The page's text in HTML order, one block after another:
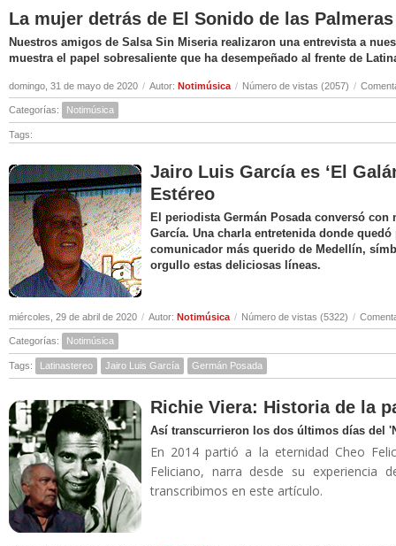
La mujer detrás de El Sonido de las Palmeras
Nuestros amigos de Salsa Sin Miseria realizaron una entrevista a
muestra el papel sobresaliente que ha desempeñado al frente de
domingo, 31 de mayo de 2020 / Autor: Notimúsica / Número de vistas (2057) /
Categorías: Notimúsica
Tags:
Jairo Luis García es ‘El
Estéreo
El periodista Germán Posada conversó
García. Una charla entretenida donde
comunicador más querido de Medellín,
orgullo estas deliciosas líneas.
miércoles, 29 de abril de 2020 / Autor: Notimúsica / Número de vistas (5322) /
Categorías: Notimúsica
Tags: Latinastereo Jairo Luis García Germán Posada
Richie Viera: Historia de la
Así transcurrieron los dos últimos días del
En 2014 partió a la eternidad Cheo
Feliciano, narra desde su experiencia
transcribimos en este artículo.